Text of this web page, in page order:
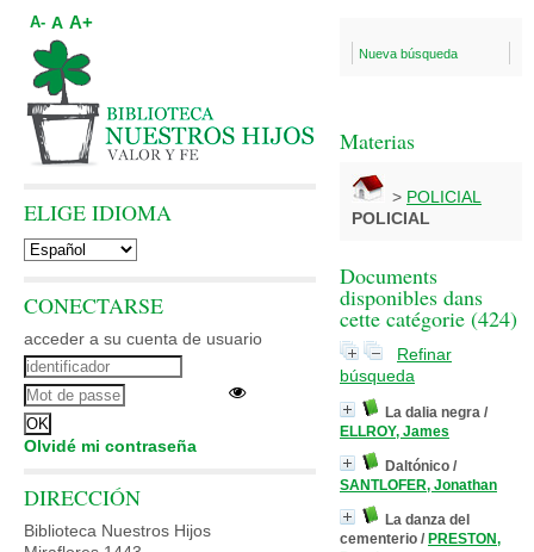
Nueva búsqueda
Materias
> POLICIAL
POLICIAL
Documents
disponibles dans
cette catégorie (424)
Refinar
búsqueda
La dalia negra /
ELLROY, James
Daltónico /
SANTLOFER, Jonathan
La danza del
cementerio / PRESTON,
A- A A+
ELIGE IDIOMA
CONECTARSE
acceder a su cuenta de usuario
Olvidé mi contraseña
DIRECCIÓN
Biblioteca Nuestros Hijos